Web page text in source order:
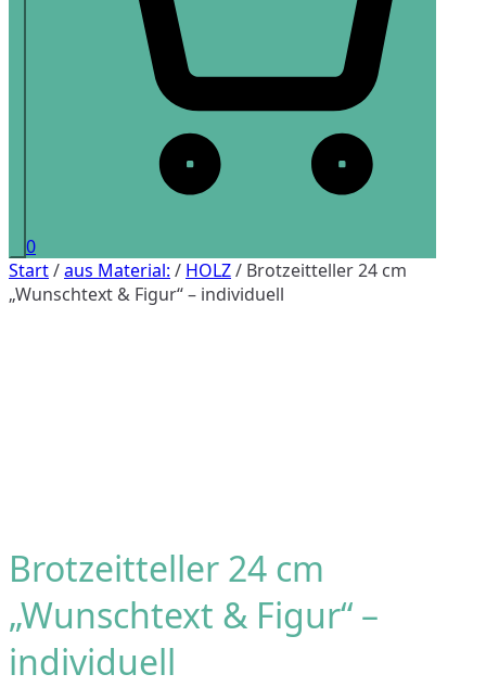
0
Start/aus Material: / HOLZ/ Brotzeitteller 24 cm
„Wunschtext & Figur“ – individuell
Brotzeitteller 24 cm
„Wunschtext & Figur“ –
individuell